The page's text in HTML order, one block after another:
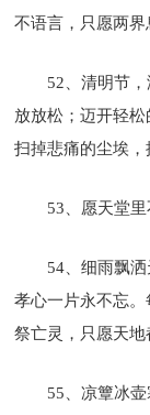
不语言，只愿两界
52、清明节
放放松；迈开轻
扫掉悲痛的尘埃，
53、愿天堂
54、细雨飘
孝心一片永不忘
祭亡灵，只愿天地
55、凉簟冰